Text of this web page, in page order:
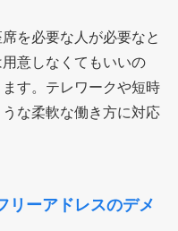
を必要な人が必要なと
意しなくてもいいの
す。テレワークや短時
な柔軟な働き方に対応
リーアドレスのデメ